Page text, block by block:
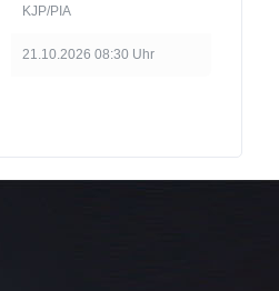
KJP/PIA
21.10.2026 08:30 Uhr